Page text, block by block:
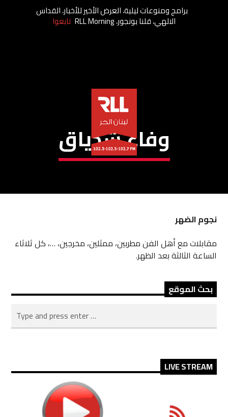
وفاء شدياق
نجوم الضهر
مقابلات مع أهل الفن مطربين، ممثلين، مخرجين، …، كل ثلاثاء
الساعة الثالثة بعد الظهر.
بحث الموقع
LIVE STREAM
برامج ومنوعات ليلية، العرض الأخير للأخبار، القداس
الالهي، قلنا بونجور، RLL Morning تابعوا